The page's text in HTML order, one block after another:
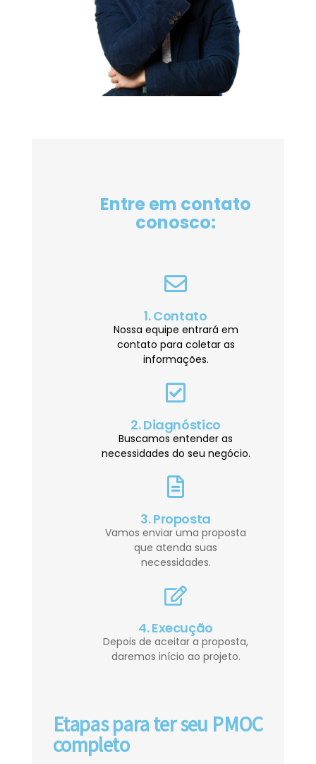
Entre em contato
conosco:
1. Contato
Nossa equipe entrará em
contato para coletar as
informações.
2. Diagnóstico
Buscamos entender as
necessidades do seu negócio.
3. Proposta
Vamos enviar uma proposta
que atenda suas
necessidades.
4. Execução
Depois de aceitar a proposta,
daremos início ao projeto.
Etapas para ter seu PMOC
completo